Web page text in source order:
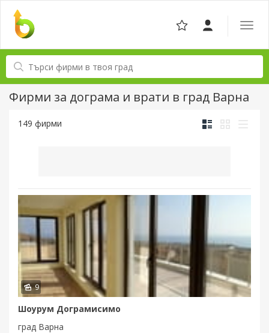
Фирми за дограма и врати в град Варна
149 фирми
9
Шоурум Дограмисимо
град Варна